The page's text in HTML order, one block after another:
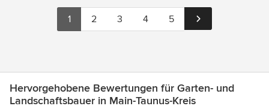
1 2 3 4 5
Hervorgehobene Bewertungen für Garten- und
Landschaftsbauer in Main-Taunus-Kreis